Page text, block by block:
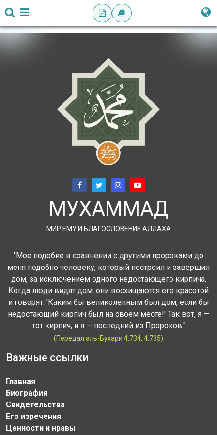
МУХАММАД
МИР ЕМУ И БЛАГОСЛОВЕНИЕ АЛЛАХА
"Мое подобие в сравнении с другими пророками до
меня подобно человеку, который построил и завершил
дом, за исключением одного недостающего кирпича.
Когда люди видят дом, они восхищаются его красотой
и говорят: 'Каким бы великолепным был дом, если бы
недостающий кирпич был на своем месте!' Так вот, я —
тот кирпич, и я — последний из Пророков."
(Передал аль-Бухари 4.734, 4.735)
Важные ссылки
Главная
Биография
Свидетельства
Его изречения
Ценности и нравы